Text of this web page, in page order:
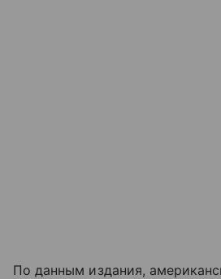
По данным издания,